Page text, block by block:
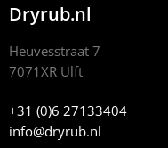
Dryrub.nl
Heuvesstraat 7
7071XR Ulft
+31 (0)6 27133404
info@dryrub.nl